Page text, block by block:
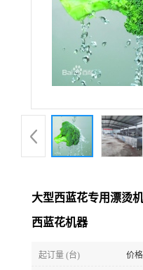
大型西蓝花专用漂烫
西蓝花机器
起订量 (台) 价格